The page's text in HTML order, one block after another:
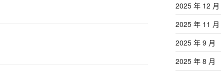
2025 年 12 月
2025 年 11 月
2025 年 9 月
2025 年 8 月